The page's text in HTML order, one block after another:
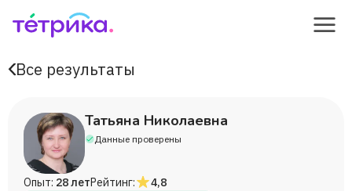
Все результаты
Татьяна Николаевна
Данные проверены
Опыт: 28 летРейтинг: 4,8